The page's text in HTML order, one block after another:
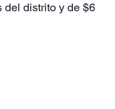
del distrito y de $6